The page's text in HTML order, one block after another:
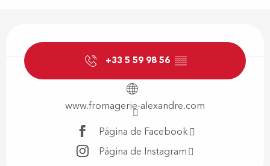
+33 5 59 98 56 ▒▒
www.fromagerie-alexandre.com
Página de Facebook
Página de Instagram